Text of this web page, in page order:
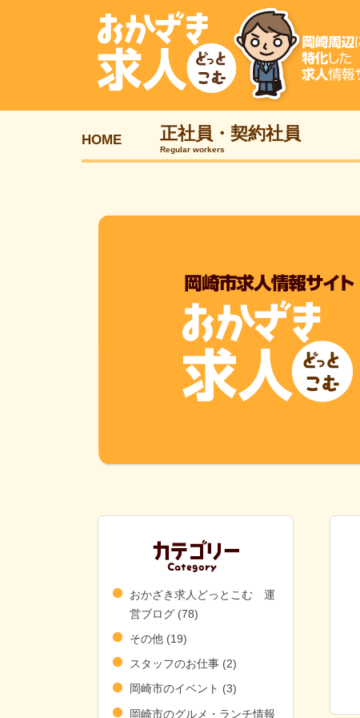
HOME 正社員・契約社員
Regular workers
おかざき求人どっとこむ 運
営ブログ (78)
その他 (19)
スタッフのお仕事 (2)
岡崎市のイベント (3)
岡崎市のグルメ・ランチ情報